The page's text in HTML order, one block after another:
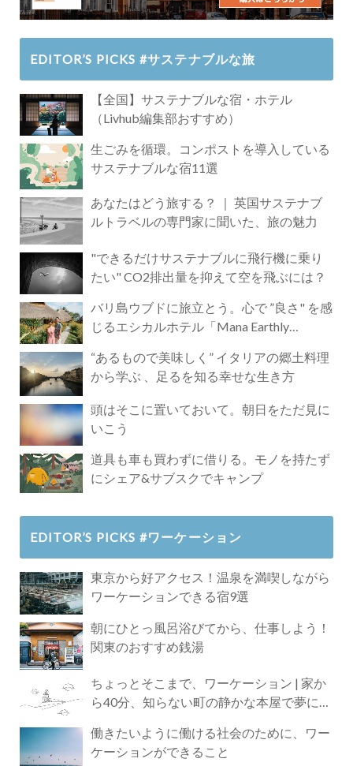
EDITOR’S PICKS #サステナブルな旅
【全国】サステナブルな宿・ホテル
（Livhub編集部おすすめ）
生ごみを循環。コンポストを導入している
サステナブルな宿11選
あなたはどう旅する？ ｜ 英国サステナブ
ルトラベルの専門家に聞いた、旅の魅力
"できるだけサステナブルに飛行機に乗り
たい" CO2排出量を抑えて空を飛ぶには？
バリ島ウブドに旅立とう。心で ”良さ" を感
じるエシカルホテル「Mana Earthly
“あるもので美味しく” イタリアの郷土料理
から学ぶ 、足るを知る幸せな生き方
頭はそこに置いておいて。朝日をただ見に
いこう
道具も車も買わずに借りる。モノを持たず
にシェア&サブスクでキャンプ
EDITOR’S PICKS #ワーケーション
東京から好アクセス！温泉を満喫しながら
ワーケーションできる宿9選
朝にひとっ風呂浴びてから、仕事しよう！
関東のおすすめ銭湯
ちょっとそこまで、ワーケーション | 家か
ら40分、知らない町の静かな本屋で夢に近
働きたいように働ける社会のために、ワー
ケーションができること